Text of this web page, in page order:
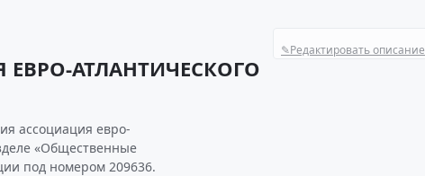
✎Редактировать описание
АТЛАНТИЧЕСКОГО
ассоциация евро-
«Общественные
под номером 209636.